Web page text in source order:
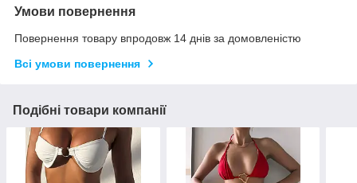
Умови повернення
Повернення товару впродовж 14 днів за домовленістю
Всі умови повернення
Подібні товари компанії